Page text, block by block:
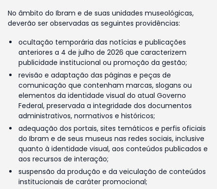
No âmbito do Ibram e de suas unidades museológicas,
deverão ser observadas as seguintes providências:
ocultação temporária das notícias e publicações
anteriores a 4 de julho de 2026 que caracterizem
publicidade institucional ou promoção da gestão;
revisão e adaptação das páginas e peças de
comunicação que contenham marcas, slogans ou
elementos da identidade visual do atual Governo
Federal, preservada a integridade dos documentos
administrativos, normativos e históricos;
adequação dos portais, sites temáticos e perfis oficiais
do Ibram e de seus museus nas redes sociais, inclusive
quanto à identidade visual, aos conteúdos publicados e
aos recursos de interação;
suspensão da produção e da veiculação de conteúdos
institucionais de caráter promocional;